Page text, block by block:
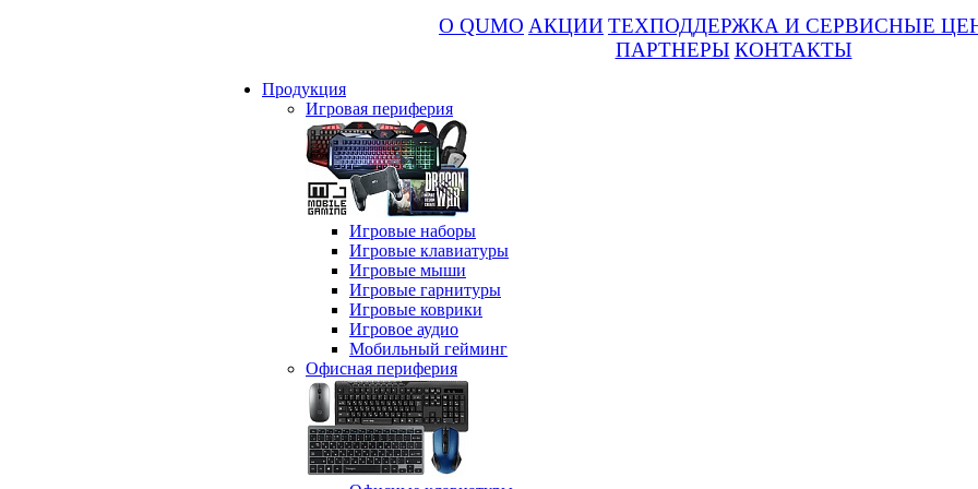
О QUMO АКЦИИ ТЕХПОДДЕРЖКА И СЕРВИСНЫЕ
ПАРТНЕРЫ КОНТАКТЫ
Продукция
Игровая периферия
Игровые наборы
Игровые клавиатуры
Игровые мыши
Игровые гарнитуры
Игровые коврики
Игровое аудио
Мобильный гейминг
Офисная периферия